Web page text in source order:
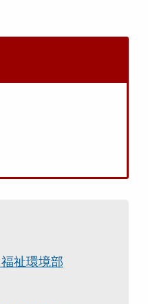
祉環境部